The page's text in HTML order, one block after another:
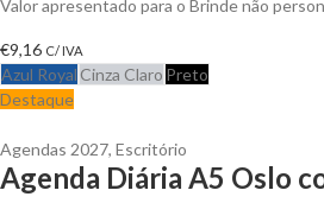
Valor apresentado para o Brinde não
€9,16 C/ IVA
Azul Royal Cinza Claro Preto
Destaque
Agendas 2027, Escritório
Agenda Diária A5 Oslo